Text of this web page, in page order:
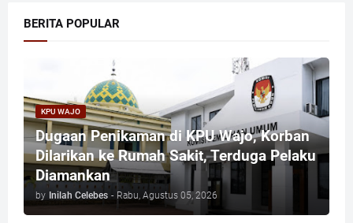
BERITA POPULAR
KPU WAJO
Dugaan Penikaman di KPU Wajo, Korban
Dilarikan ke Rumah Sakit, Terduga Pelaku
Diamankan
by Inilah Celebes - Rabu, Agustus 05, 2026